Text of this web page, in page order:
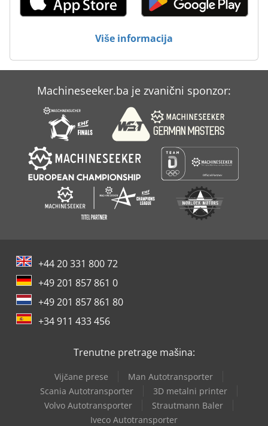
Više informacija
Machineseeker.ba je zvanični sponzor:
+44 20 331 800 72
+49 201 857 861 0
+49 201 857 861 80
+34 911 433 456
Trenutne pretrage mašina:
Vijčane prese
Man Autotransporter
Scania Autotransporter
3D metalni printer
Volvo Autotransporter
Strautmann Baler
Iveco Autotransporter